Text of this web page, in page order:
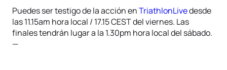
Puedes ser testigo de la acción enTriathlonLivedesde
las 11.15am hora local / 17.15 CEST del viernes. Las
finales tendrán lugar a la 1.30pm hora local del sábado.
—